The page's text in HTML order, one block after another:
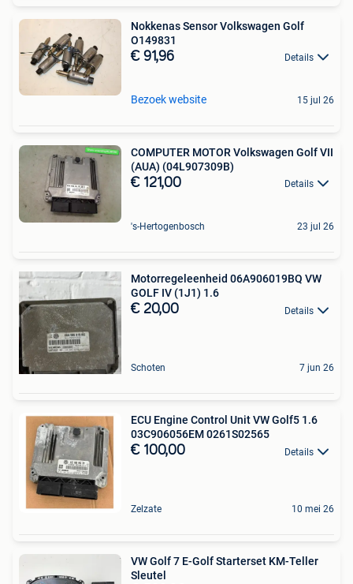
Nokkenas Sensor Volkswagen Golf
O149831
€ 91,96 Details
Bezoek website 15 jul 26
COMPUTER MOTOR Volkswagen Golf VII
(AUA) (04L907309B)
€ 121,00 Details
's-Hertogenbosch 23 jul 26
Motorregeleenheid 06A906019BQ VW
GOLF IV (1J1) 1.6
€ 20,00 Details
Schoten 7 jun 26
ECU Engine Control Unit VW Golf5 1.6
03C906056EM 0261S02565
€ 100,00 Details
Zelzate 10 mei 26
VW Golf 7 E-Golf Starterset KM-Teller
Sleutel